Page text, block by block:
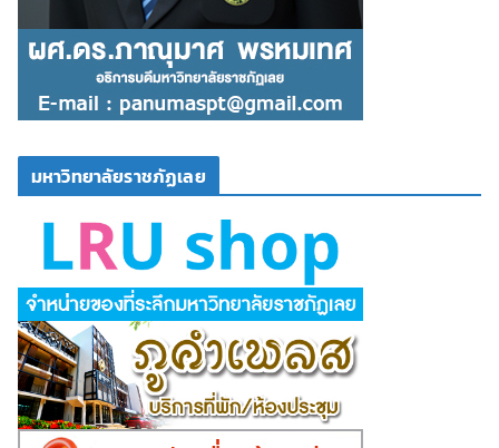
มหาวิทยาลัยราชภัฏเลย